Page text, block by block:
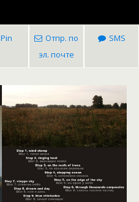
Pin
Отпр. по
эл. почте
SMS